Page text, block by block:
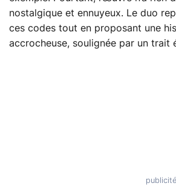
nostalgique et ennuyeux. Le duo
ces codes tout en proposant une
accrocheuse, soulignée par un trait